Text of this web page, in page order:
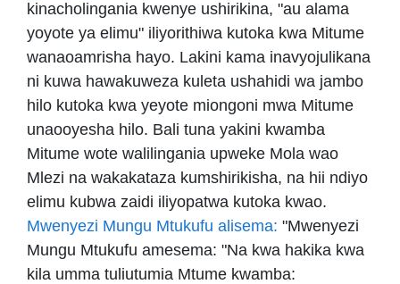
kinacholingania kwenye ushirikina, "au alama
yoyote ya elimu" iliyorithiwa kutoka kwa Mitume
wanaoamrisha hayo. Lakini kama inavyojulikana
ni kuwa hawakuweza kuleta ushahidi wa jambo
hilo kutoka kwa yeyote miongoni mwa Mitume
unaooyesha hilo. Bali tuna yakini kwamba
Mitume wote walilingania upweke Mola wao
Mlezi na wakakataza kumshirikisha, na hii ndiyo
elimu kubwa zaidi iliyopatwa kutoka kwao.
Mwenyezi Mungu Mtukufu alisema: "Mwenyezi
Mungu Mtukufu amesema: "Na kwa hakika kwa
kila umma tuliutumia Mtume kwamba: